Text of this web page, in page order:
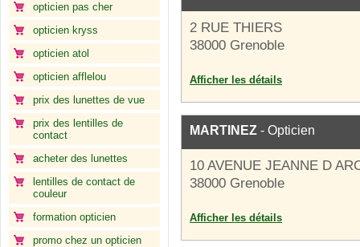
opticien pas cher
opticien kryss
opticien atol
opticien afflelou
prix des lunettes de vue
prix des lentilles de
contact
acheter des lunettes
lentilles de contact de
couleur
formation opticien
promo chez un opticien
2 RUE THIERS
38000 Grenoble
Afficher les détails
MARTINEZ - Opticien
10 AVENUE JEANNE D
38000 Grenoble
Afficher les détails